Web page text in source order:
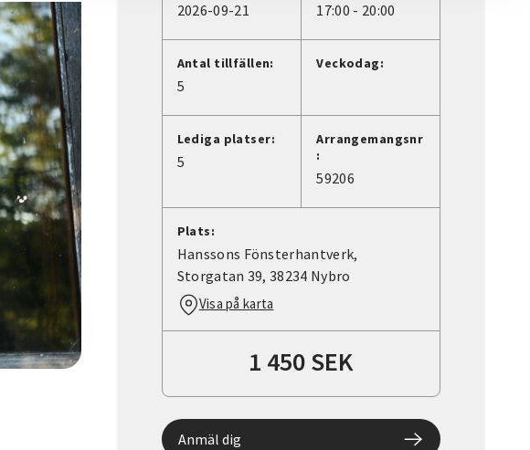
2026-09-21 17:00 - 20:00
Antal tillfällen:
5
Veckodag:
Lediga platser:
5
Arrangemangsnr
:
59206
Plats:
Hanssons Fönsterhantverk,
Storgatan 39, 38234 Nybro
Visa på karta
1 450 SEK
Anmäl dig